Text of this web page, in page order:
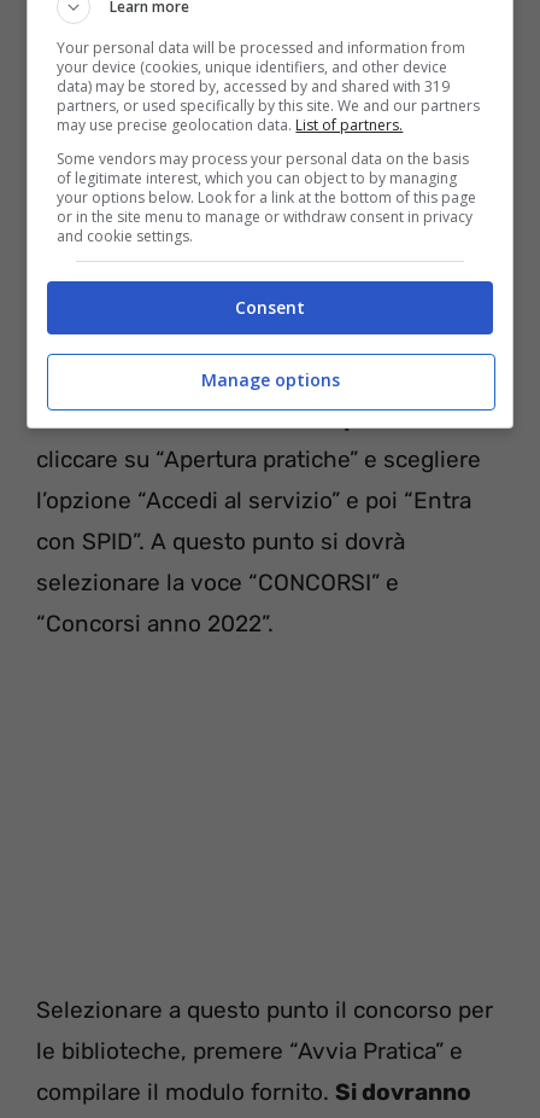
Per potersi iscrivere al concorso è
necessaria l’autenticazione via SPID. Nel
dettaglio, si dovrà entrare nel sito:
https://servizionline.hypersic.net/cmsca
stelfranco/servizionline.aspx?S=100,
cliccare su “Apertura pratiche” e scegliere
l’opzione “Accedi al servizio” e poi “Entra
con SPID”. A questo punto si dovrà
selezionare la voce “CONCORSI” e
“Concorsi anno 2022”.
Selezionare a questo punto il concorso per
le biblioteche, premere “Avvia Pratica” e
compilare il modulo fornito. Si dovranno
Learn more
Your personal data will be processed and information from
your device (cookies, unique identifiers, and other device
data) may be stored by, accessed by and shared with 319
partners, or used specifically by this site. We and our partners
may use precise geolocation data. List of partners.
Some vendors may process your personal data on the basis
of legitimate interest, which you can object to by managing
your options below. Look for a link at the bottom of this page
or in the site menu to manage or withdraw consent in privacy
and cookie settings.
Consent
Manage options